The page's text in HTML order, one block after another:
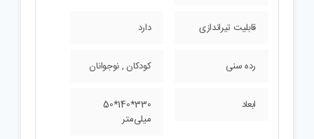
قابلیت تیراندازی دارد
رده سنی کودکان , نوجوانان
ابعاد
330*140*50
میلی‌متر